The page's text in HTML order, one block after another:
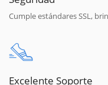
Cumple estándares SSL,
Excelente Soporte